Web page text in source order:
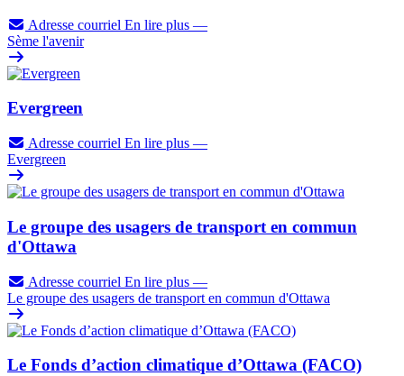
Adresse courriel En lire plus —
Sème l'avenir
Evergreen
Adresse courriel En lire plus —
Evergreen
Le groupe des usagers de transport en commun
d'Ottawa
Adresse courriel En lire plus —
Le groupe des usagers de transport en commun d'Ottawa
Le Fonds d’action climatique d’Ottawa (FACO)